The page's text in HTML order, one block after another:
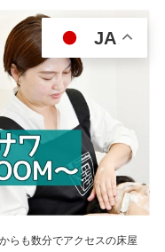
らも数分でアクセスの床屋
JA